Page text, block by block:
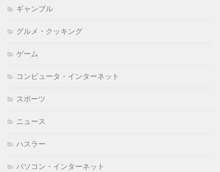
ギャンブル
グルメ・クッキング
ゲーム
コンピュータ・インターネット
スポーツ
ニュース
ハスラー
パソコン・インターネット